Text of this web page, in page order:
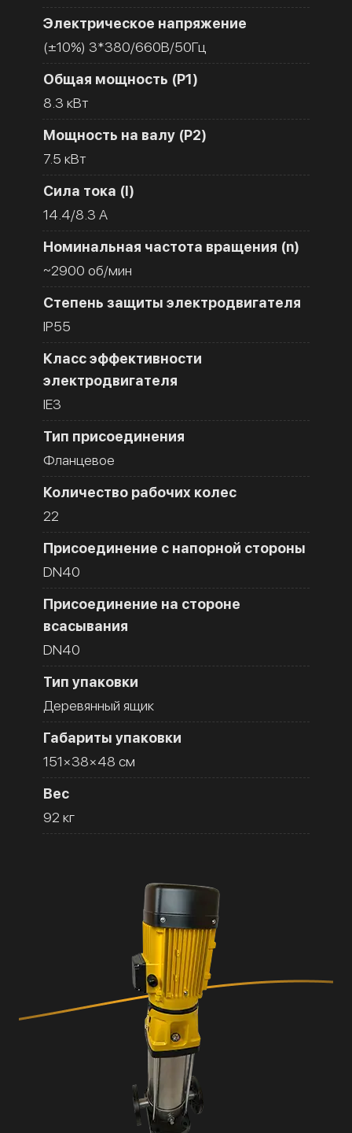
Электрическое напряжение
(±10%) 3*380/660В/50Гц
Общая мощность (Р1)
8.3 кВт
Мощность на валу (Р2)
7.5 кВт
Сила тока (I)
14.4/8.3 A
Номинальная частота вращения (n)
~2900 об/мин
Степень защиты электродвигателя
IP55
Класс эффективности
электродвигателя
IE3
Тип присоединения
Фланцевое
Количество рабочих колес
22
Присоединение с напорной стороны
DN40
Присоединение на стороне
всасывания
DN40
Тип упаковки
Деревянный ящик
Габариты упаковки
151×38×48 см
Вес
92 кг